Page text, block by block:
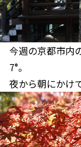
今週の京都市内
7°。
夜から朝にかけ